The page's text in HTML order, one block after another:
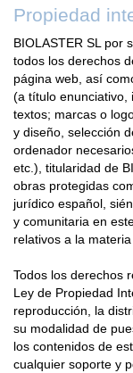
Propiedad
BIOLASTER SL por
todos los derechos
página web, así
(a título enunciativo,
textos; marcas o
y diseño, selección
ordenador
etc.), titularidad de
obras protegidas
jurídico español,
y comunitaria en
relativos a la
Todos los derechos
Ley de Propiedad
reproducción, la
su modalidad de
los contenidos de
cualquier soporte y